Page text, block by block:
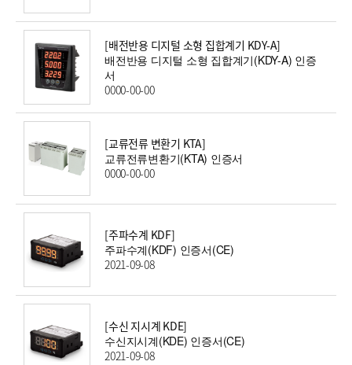
[배전반용 디지털 소형 집합계기 KDY-A]
배전반용 디지털 소형 집합계기(KDY-A) 인증
서
0000-00-00
[교류전류 변환기 KTA]
교류전류변환기(KTA) 인증서
0000-00-00
[주파수계 KDF]
주파수계(KDF) 인증서(CE)
2021-09-08
[수신 지시계 KDE]
수신지시계(KDE) 인증서(CE)
2021-09-08